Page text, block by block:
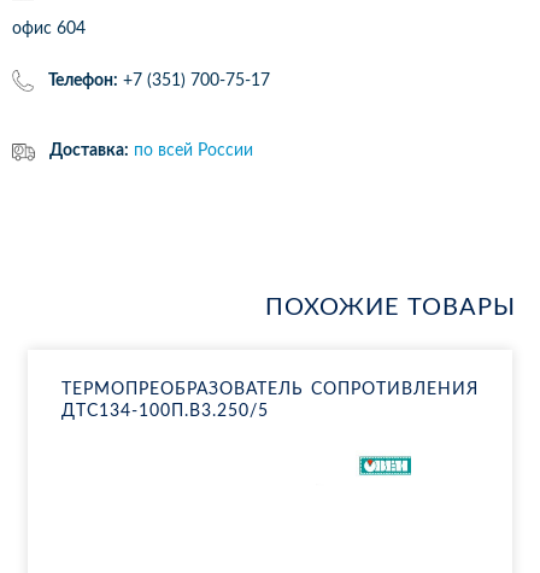
офис 604
Телефон: +7 (351) 700-75-17
Доставка: по всей России
ПОХОЖИЕ ТОВАРЫ
ТЕР­МО­ПРЕ­ОБ­РА­ЗО­ВА­ТЕЛЬ СО­ПРО­ТИВ­ЛЕ­НИЯ
ДТ­С134-100П.В3.250/5